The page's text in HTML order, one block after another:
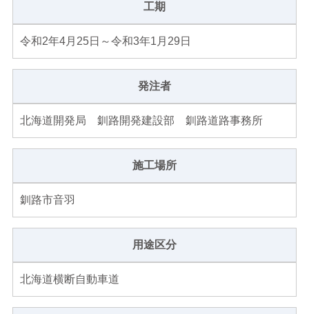
工期
令和2年4月25日～令和3年1月29日
発注者
北海道開発局 釧路開発建設部 釧路道路事務所
施工場所
釧路市音羽
用途区分
北海道横断自動車道